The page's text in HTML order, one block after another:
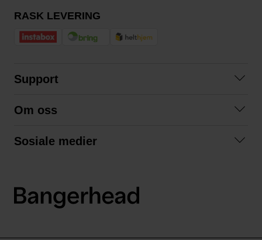
RASK LEVERING
Support
Kjøpsvilkår
Om oss
Sosiale medier
LinkedIn